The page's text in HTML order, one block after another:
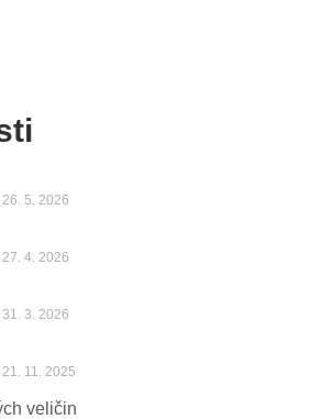
26. 5. 2026
27. 4. 2026
31. 3. 2026
21. 11. 2025
veličin